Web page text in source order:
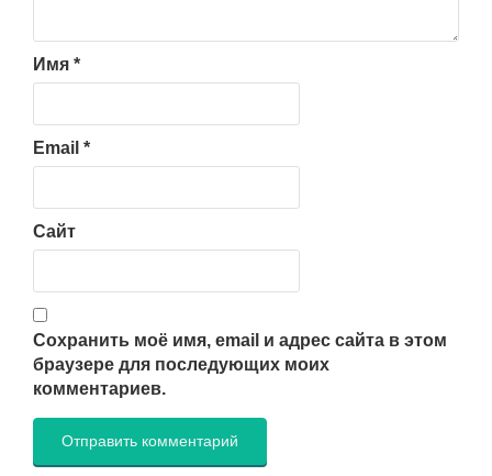
Имя *
Email *
Сайт
Сохранить моё имя, email и адрес сайта в этом
браузере для последующих моих
комментариев.